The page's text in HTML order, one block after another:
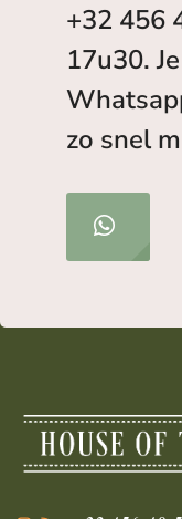
+32 456
17u30.
zo snel